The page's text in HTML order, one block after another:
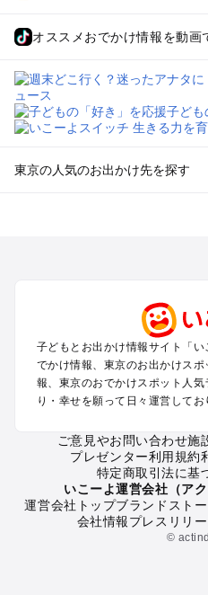
オススメおでかけ情報を動画
東京の人気のお出かけ先を探す
町田・相模原・愛川・上野原の
渋谷・原宿・恵比寿・中目黒・
池袋・赤羽・王子・巣鴨・目白
新宿・高田馬場・代々木・千駄
銀座・丸の内・日本橋・有楽町
小金井・小平・西東京・東村山
府中・調布・狛江のプールお出
青梅・奥多摩のプールお出かけ
蒲田・大森・羽田周辺のプール
葛西・新木場・亀戸・亀有・柴
北千住・日暮里・荒川のプール
子どもとお出かけ情報サイト「
でかけ情報、東京のお出かけス
報、東京のおでかけスポット人
り・幸せを願って日々運営してお
ご意見やお問い合わせ施
プレゼンター利用規約
特定商取引法に基
いこーよ運営会社（ア
運営会社トップブランドスト
会社情報プレスリリー
©